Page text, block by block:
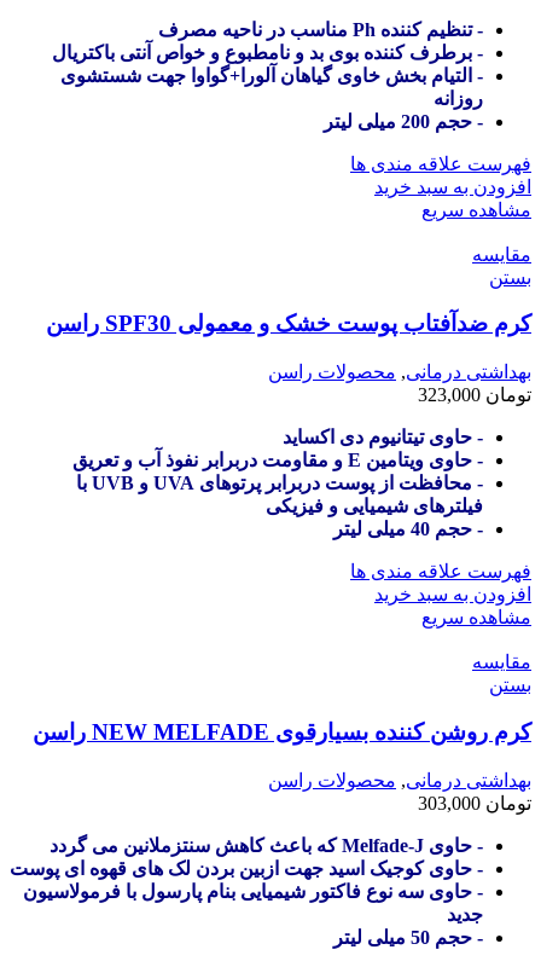
- تنظیم کننده Ph مناسب در ناحیه مصرف
- برطرف کننده بوی بد و نامطبوع و خواص آنتی باکتریال
- التیام بخش خاوی گیاهان آلورا+گواوا جهت شستشوی
روزانه
- حجم 200 میلی لیتر
فهرست علاقه مندی ها
افزودن به سبد خرید
مشاهده سریع
مقایسه
بستن
کرم ضدآفتاب پوست خشک و معمولی SPF30 راسن
بهداشتی درمانی, محصولات راسن
تومان
- حاوی تیتانیوم دی اکساید
- حاوی ویتامین E و مقاومت دربرابر نفوذ آب و تعریق
- محافظت از پوست دربرابر پرتوهای UVA و UVB با
فیلترهای شیمیایی و فیزیکی
- حجم 40 میلی لیتر
فهرست علاقه مندی ها
افزودن به سبد خرید
مشاهده سریع
مقایسه
بستن
کرم روشن کننده بسیارقوی NEW MELFADE راسن
بهداشتی درمانی, محصولات راسن
تومان
- حاوی Melfade-J که باعث کاهش سنتزملانین می گردد
- حاوی کوجیک اسید جهت ازبین بردن لک های قهوه ای پوست
- حاوی سه نوع فاکتور شیمیایی بنام پارسول با فرمولاسیون
جدید
- حجم 50 میلی لیتر